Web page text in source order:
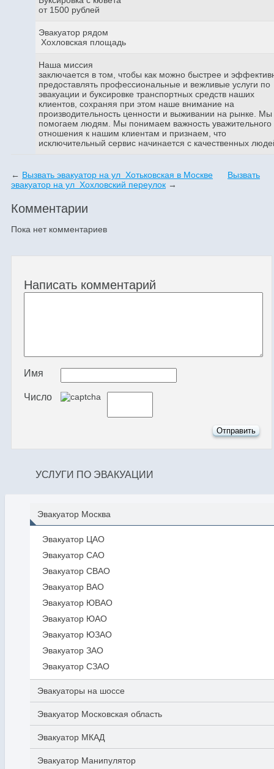
от 1500 рублей
Эвакуатор рядом
Хохловская площадь
Наша миссия
заключается в том, чтобы как можно быстрее и
предоставлять профессиональные и вежливые услуги по
эвакуации и буксировке транспортных средств наших
клиентов, сохраняя при этом наше внимание на
производительность ценности и выживании на рынке. Мы
помогаем людям. Мы понимаем важность уважительного
отношения к нашим клиентам и признаем, что
исключительный сервис начинается с качественных
← Вызвать эвакуатор на ул Хотьковская в Москве
Вызвать
эвакуатор на ул Хохловский переулок →
Комментарии
Пока нет комментариев
Написать комментарий
Имя
Число
УСЛУГИ ПО ЭВАКУАЦИИ
Эвакуатор Москва
Эвакуатор ЦАО
Эвакуатор САО
Эвакуатор СВАО
Эвакуатор ВАО
Эвакуатор ЮВАО
Эвакуатор ЮАО
Эвакуатор ЮЗАО
Эвакуатор ЗАО
Эвакуатор СЗАО
Эвакуаторы на шоссе
Эвакуатор Московская область
Эвакуатор МКАД
Эвакуатор Манипулятор